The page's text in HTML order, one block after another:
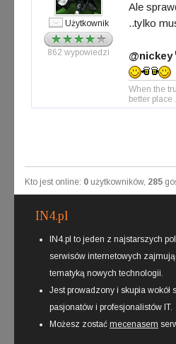
Użytkownik
862 wypowiedzi
Ale
..tylko
@nickey
When the
better place
Kto jest online: 0 użytkowników, 285
IN4.pl
IN4.pl to jeden z najstarszych
serwisów internetowych
tematyką nowych technologii.
Jest prowadzony i skupia wokół
pasjonatów i profesjonalistów IT.
Możesz zostać mecenasem